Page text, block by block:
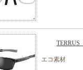
エコ素材